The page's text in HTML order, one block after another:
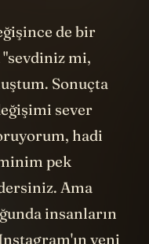
de bir
"sevdiniz mi,
Sonuçta
sever
hadi
pek
Ama
insanların
yeni